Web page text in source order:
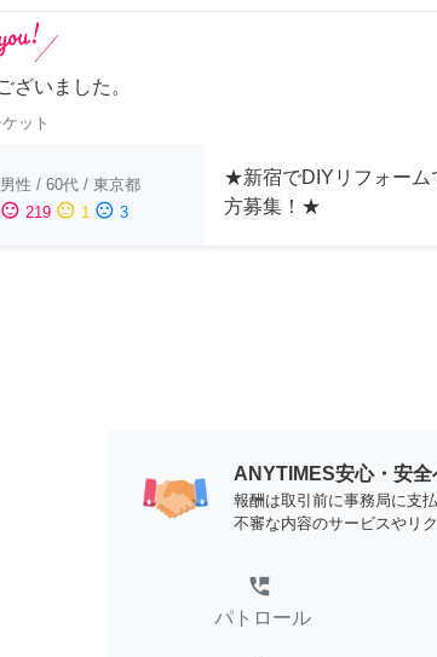
ざいました。
ット
男性 / 60代 / 東京都
sentiment_satisfied 219 sentiment_neutral 1 sentiment_dissatisfied 3
★新宿でDIYリフォーム
方募集！★
ANYTIMES安心・安
報酬は取引前に事務局に支
不審な内容のサービスやリ
perm_phone_msg
パトロール